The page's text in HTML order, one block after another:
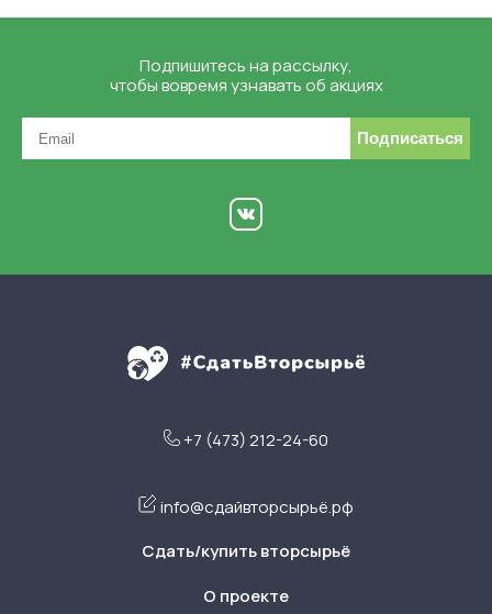
Подпишитесь на рассылку,
чтобы вовремя узнавать об акциях
Подписаться
+7 (473) 212-24-60
info@сдайвторсырьё.рф
Сдать/купить вторсырьё
О проекте